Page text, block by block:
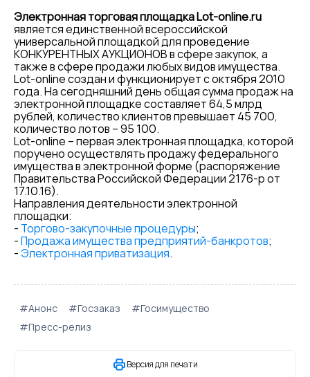
Электронная торговая площадка Lot-online.ru
является единственной всероссийской
универсальной площадкой для проведение
КОНКУРЕНТНЫХ АУКЦИОНОВ в сфере закупок, а
также в сфере продажи любых видов имущества.
Lot-online создан и функционирует с октября 2010
года. На сегодняшний день общая сумма продаж на
электронной площадке составляет 64,5 млрд
рублей, количество клиентов превышает 45 700,
количество лотов – 95 100.
Lot-online – первая электронная площадка, которой
поручено осуществлять продажу федерального
имущества в электронной форме (распоряжение
Правительства Российской Федерации 2176-р от
17.10.16).
Направления деятельности электронной
площадки:
- Торгово-закупочные процедуры;
-Продажа имущества предприятий-банкротов;
- Электронная приватизация.
#Анонс #Госзаказ
#Госимущество
#Пресс-релиз
Версия для печати